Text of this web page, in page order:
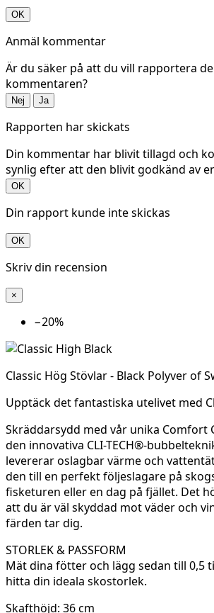
OK
Anmäl kommentar
Är du säker på att du vill rapportera
kommentaren?
Nej Ja
Rapporten har skickats
Din kommentar har blivit tillagd och
synlig efter att den blivit godkänd av
OK
Din rapport kunde inte skickas
OK
Skriv din recension
×
−20%
Classic Hög Stövlar - Black Polyver of
Upptäck det fantastiska utelivet med
Skräddarsydd med vår unika Comfort
den innovativa CLI-TECH®-
levererar oslagbar värme och
den till en perfekt följeslagare på
fisketuren eller en dag på fjället. Det
att du är väl skyddad mot väder och
färden tar dig.
STORLEK & PASSFORM
Mät dina fötter och lägg sedan till 0,5
hitta din ideala skostorlek.
Skafthöjd: 36 cm